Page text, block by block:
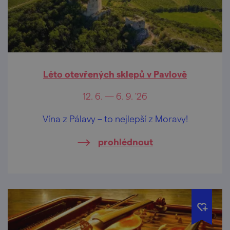
Léto otevřených sklepů v Pavlově
12. 6. — 6. 9. '26
Vína z Pálavy – to nejlepší z Moravy!
prohlédnout